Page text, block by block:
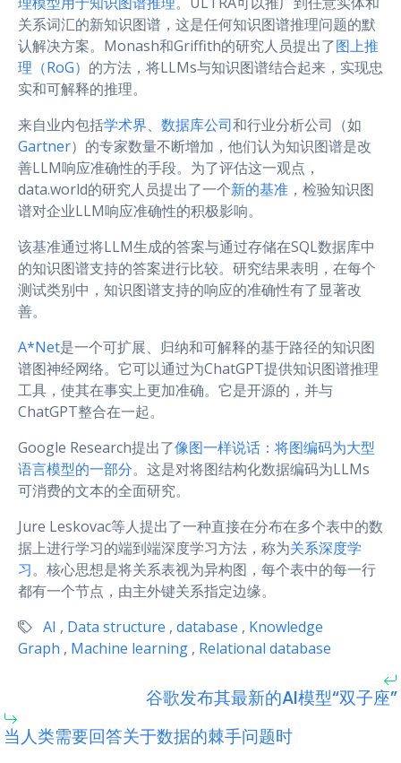
关系词汇的新知识图谱，这是任何知识图谱推理问题的默
认解决方案。Monash和Griffith的研究人员提出了图上推
理（RoG） 的方法，将LLMs与知识图谱结合起来，实现忠
实和可解释的推理。
来自业内包括学术界、 数据库公司和行业分析公司（如
Gartner）的专家数量不断增加，他们认为知识图谱是改
善LLM响应准确性的手段。为了评估这一观点，
data.world的研究人员提出了一个新的基准 ，检验知识图
谱对企业LLM响应准确性的积极影响。
该基准通过将LLM生成的答案与通过存储在SQL数据库中
的知识图谱支持的答案进行比较。研究结果表明，在每个
测试类别中，知识图谱支持的响应的准确性有了显著改
善。
A*Net是一个可扩展、归纳和可解释的基于路径的知识图
谱图神经网络。它可以通过为ChatGPT提供知识图谱推理
工具，使其在事实上更加准确。它是开源的，并与
ChatGPT整合在一起。
Google Research提出了像图一样说话：将图编码为大型
语言模型的一部分。这是对将图结构化数据编码为LLMs
可消费的文本的全面研究。
Jure Leskovac等人提出了一种直接在分布在多个表中的数
据上进行学习的端到端深度学习方法，称为关系深度学
习。核心思想是将关系表视为异构图，每个表中的每一行
都有一个节点，由主外键关系指定边缘。
AI , Data structure , database , Knowledge
Graph , Machine learning , Relational database
谷歌发布其最新的AI模型“双子座”
当人类需要回答关于数据的棘手问题时